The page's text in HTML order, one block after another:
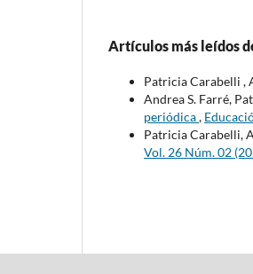
Artículos más leídos
Patricia Carabelli ,
Andrea S. Farré,
periódica,
Patricia Carabelli,
Vol. 26 Núm. 02